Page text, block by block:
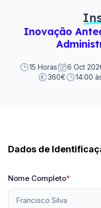
Inovação
15 Horas 6 Oct
360€
14:00
Dados de
Nome Completo*